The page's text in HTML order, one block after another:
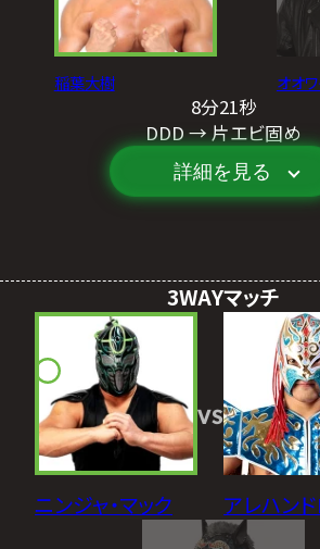
稲葉大樹 オオ
8分21秒
DDD → 片エビ固め
詳細を見る
3WAYマッチ
ニンジャ・マック
VS
アレハン